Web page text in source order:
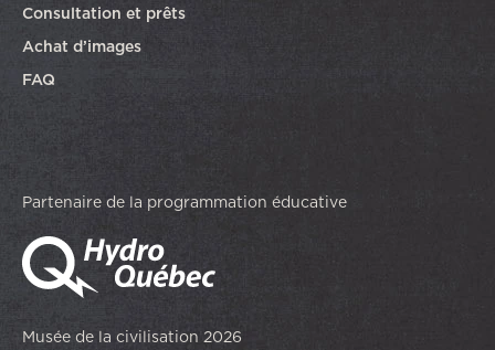
Consultation et prêts
Achat d’images
FAQ
Partenaire de la programmation éducative
Musée de la civilisation 2026